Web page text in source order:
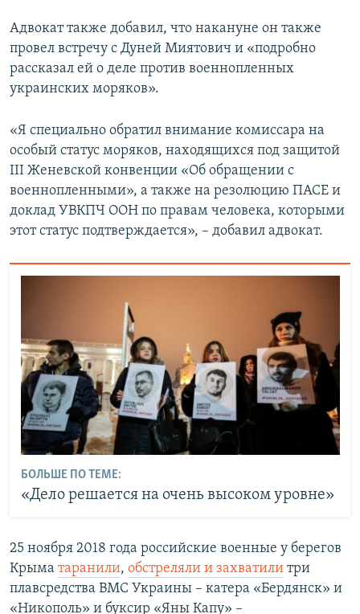
Адвокат также добавил, что накануне он также
провел встречу с Дуней Миятович и «подробно
рассказал ей о деле против военнопленных
украинских моряков».
«Я специально обратил внимание комиссара на
особый статус моряков, находящихся под защитой
III Женевской конвенции «Об обращении с
военнопленными», а также на резолюцию ПАСЕ и
доклад УВКПЧ ООН по правам человека, которыми
этот статус подтверждается», – добавил адвокат.
БОЛЬШЕ ПО ТЕМЕ:
«Дело решается на очень высоком уровне»
25 ноября 2018 года российские военные у берегов
Крыма таранили, обстреляли и захватили три
плавсредства ВМС Украины – катера «Бердянск» и
«Никополь» и буксир «Яны Капу» –